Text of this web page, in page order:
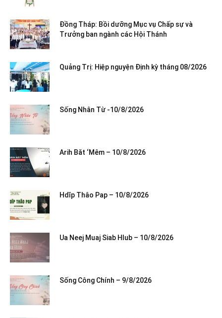
Đồng Tháp: Bồi dưỡng Mục vụ Chấp sự và
Trưởng ban ngành các Hội Thánh
Quảng Trị: Hiệp nguyện Định kỳ tháng 08/2026
Sống Nhân Từ -10/8/2026
Arih Băt ‘Mêm – 10/8/2026
Hdĭp Thâo Pap – 10/8/2026
Ua Neej Muaj Siab Hlub – 10/8/2026
Sống Công Chính – 9/8/2026